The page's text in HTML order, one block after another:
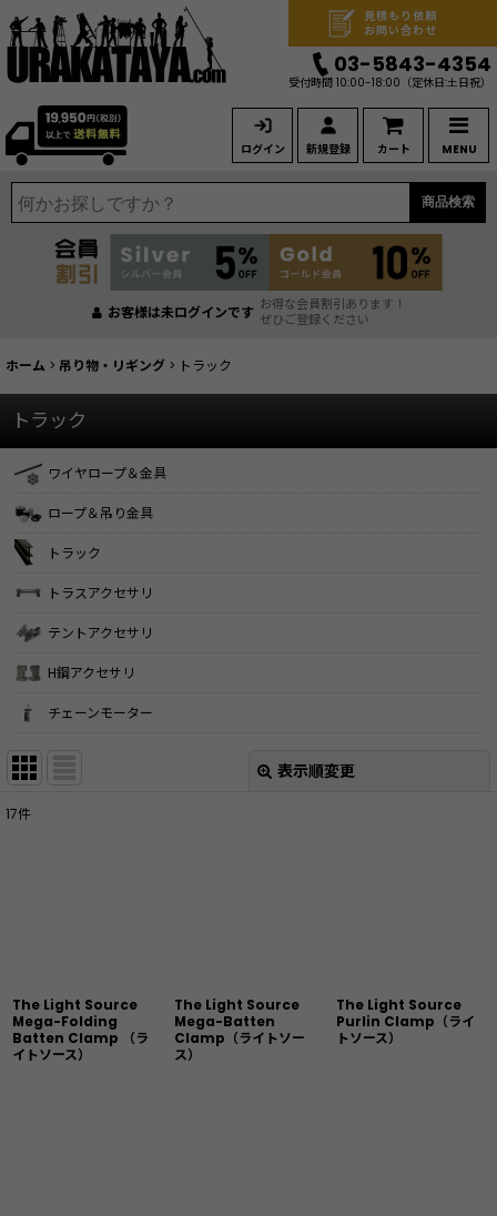
ログイン 新規登録 カート MENU
見積もり依頼
お問い合わせ
03-5843-4354
受付時間 10:00-18:00 （定休日:土日祝）
商品検索
お客様は未ログインです お得な会員割引あります！
ぜひご登録ください
ホーム > 吊り物・リギング > トラック
トラック
ワイヤロープ＆金具
ロープ＆吊り金具
トラック
トラスアクセサリ
テントアクセサリ
H鋼アクセサリ
チェーンモーター
表示順変更
17件
The Light Source
Mega-Folding
Batten Clamp （ラ
イトソース）
The Light Source
Mega-Batten
Clamp（ライトソー
ス）
The Light Source
Purlin Clamp（ライ
トソース）